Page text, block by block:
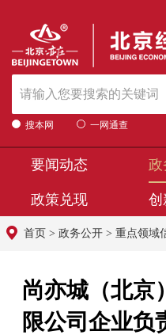
搜本网 一网通查
要闻动态 政
政策兑现 创
首页 > 政务公开 > 重点领域
尚亦城（北京
限公司企业负